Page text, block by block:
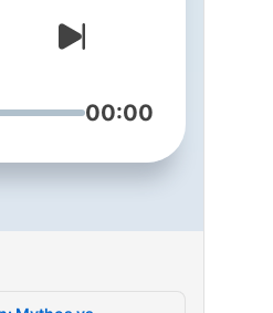
und
mit Leib
nächster
„Kein
mit
00:00